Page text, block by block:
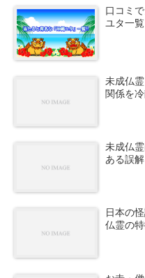
口コミ
ユタ一覧
未成仏
関係を
未成仏
ある誤
日本の
仏霊の